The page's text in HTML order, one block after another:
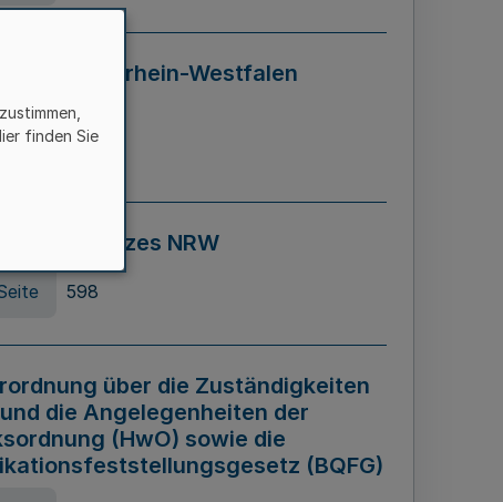
in Nordrhein-Westfalen
NRW)
Seite 595
Gesetzes NRW
598
über die Zuständigkeiten
die Angelegenheiten der
(HwO) sowie die
(BQFG)
finden Sie